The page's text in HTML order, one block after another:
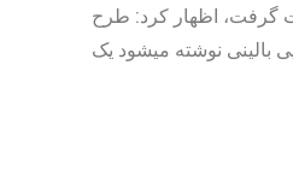
صورت گرفت، اظهار کرد: طرح